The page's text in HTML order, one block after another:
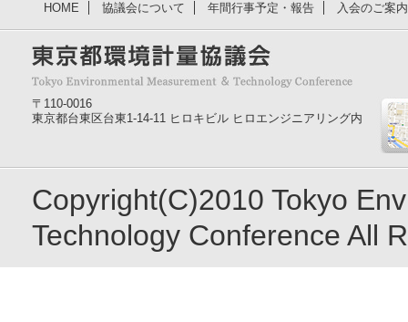
HOME 協議会について 年間行事予定・報告 入会のご案
〒110-0016
東京都台東区台東1-14-11 ヒロキビル ヒロエンジニアリング内
Copyright(C)2010 Tokyo
Technology Conference All